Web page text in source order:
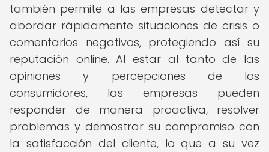
también permite a las empresas detectar y
abordar rápidamente situaciones de crisis o
comentarios negativos, protegiendo así su
reputación online. Al estar al tanto de las
opiniones y percepciones de los
consumidores, las empresas pueden
responder de manera proactiva, resolver
problemas y demostrar su compromiso con
la satisfacción del cliente, lo que a su vez